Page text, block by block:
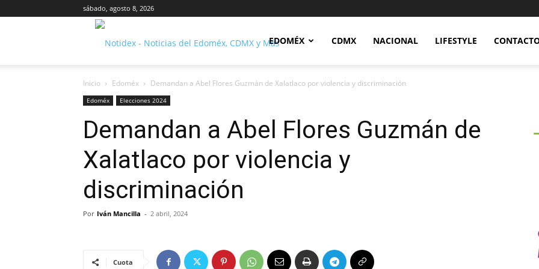
sábado, agosto 8, 2026
Notidex
EDOMÉX CDMX NACIONAL LIFESTYLE
Inicio Edoméx Demandan a Abel Flores Guzmán de Xalatlaco por violencia y discriminación
Edoméx Elecciones 2024
Demandan a Abel Flores Guzmán de
Xalatlaco por violencia y
discriminación
Por Iván Mancilla - 2 abril, 2024
Cuota